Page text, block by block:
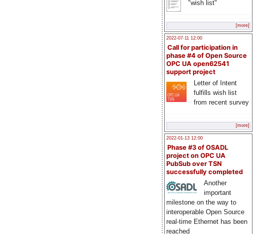
"wish list"
[more]
2022-07-11 12:00
Call for participation in
phase #4 of Open Source
OPC UA open62541
support project
Letter of Intent
fulfills wish list
from recent survey
[more]
2022-01-13 12:00
Phase #3 of OSADL
project on OPC UA
PubSub over TSN
successfully completed
Another
important
milestone on the way to
interoperable Open Source
real-time Ethernet has been
reached